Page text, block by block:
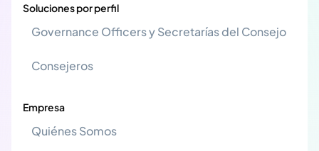
Soluciones por perfil
Governance Officers y Secretarías del Consejo
Consejeros
Empresa
Quiénes Somos